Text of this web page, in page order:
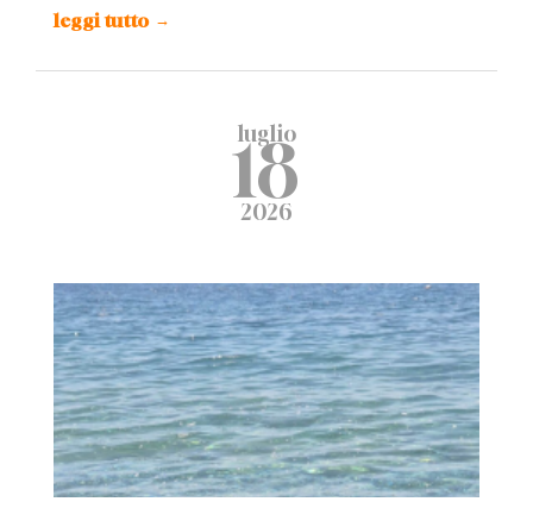
leggi tutto →
luglio
18
2026